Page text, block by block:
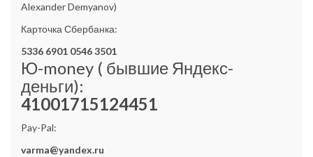
Alexander Demyanov)
Карточка Сбербанка:
5336 6901 0546 3501
Ю-money ( бывшие Яндекс-
деньги):
41001715124451
Pay-Pal:
varma@yandex.ru